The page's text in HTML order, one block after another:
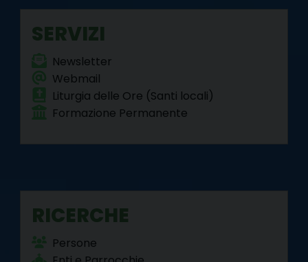
SERVIZI
Newsletter
Webmail
Liturgia delle Ore (Santi locali)
Formazione Permanente
RICERCHE
Persone